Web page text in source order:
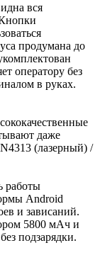
вся
продумана до
оператору без
в руках.
даже
(лазерный) /
работы
Android
и зависаний.
5800 мАч и
подзарядки.